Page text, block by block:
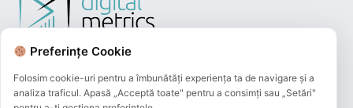
Preferințe Cookie
Folosim cookie-uri pentru a îmbunătăți experiența ta de navigare și a
analiza traficul. Apasă „Acceptă toate" pentru a consimți sau „Setări"